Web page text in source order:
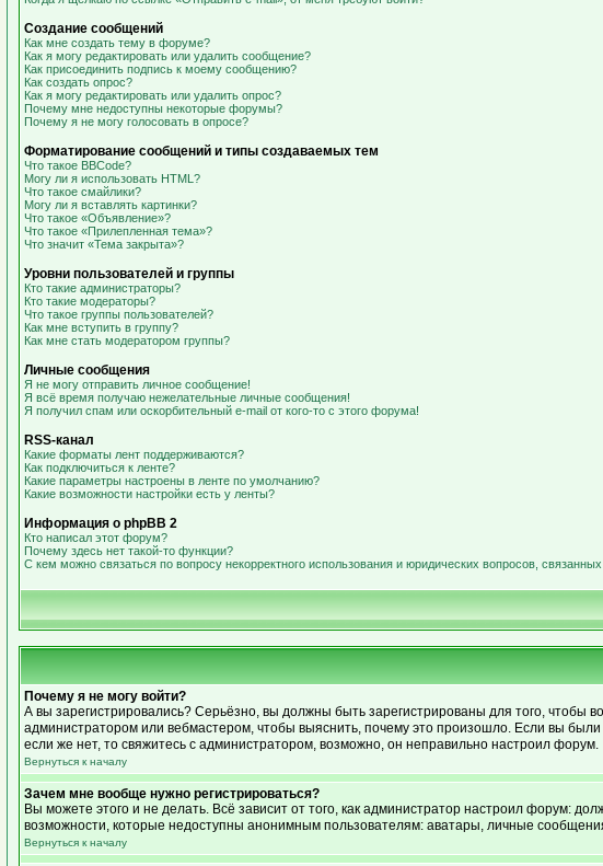
Создание сообщений
Как мне создать тему в форуме?
Как я могу редактировать или удалить сообщение?
Как присоединить подпись к моему сообщению?
Как создать опрос?
Как я могу редактировать или удалить опрос?
Почему мне недоступны некоторые форумы?
Почему я не могу голосовать в опросе?
Форматирование сообщений и типы создаваемых тем
Что такое BBCode?
Могу ли я использовать HTML?
Что такое смайлики?
Могу ли я вставлять картинки?
Что такое «Объявление»?
Что такое «Прилепленная тема»?
Что значит «Тема закрыта»?
Уровни пользователей и группы
Кто такие администраторы?
Кто такие модераторы?
Что такое группы пользователей?
Как мне вступить в группу?
Как мне стать модератором группы?
Личные сообщения
Я не могу отправить личное сообщение!
Я всё время получаю нежелательные личные сообщения!
Я получил спам или оскорбительный e-mail от кого-то с этого форума!
RSS-канал
Какие форматы лент поддерживаются?
Как подключиться к ленте?
Какие параметры настроены в ленте по умолчанию?
Какие возможности настройки есть у ленты?
Информация о phpBB 2
Кто написал этот форум?
Почему здесь нет такой-то функции?
С кем можно связаться по вопросу некорректного использования и юридических вопросов,
Почему я не могу войти?
А вы зарегистрировались? Серьёзно, вы должны быть зарегистрированы для того, чтобы
администратором или вебмастером, чтобы выяснить, почему это произошло. Если вы
если же нет, то свяжитесь с администратором, возможно, он неправильно настроил форум.
Вернуться к началу
Зачем мне вообще нужно регистрироваться?
Вы можете этого и не делать. Всё зависит от того, как администратор настроил форум:
возможности, которые недоступны анонимным пользователям: аватары, личные
Вернуться к началу